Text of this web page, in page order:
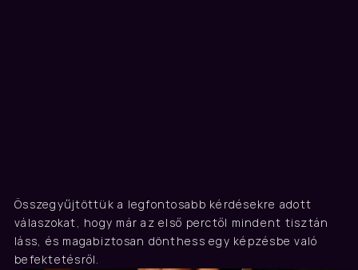
Gyakori kérdések
Összegyűjtöttük a legfontosabb kérdésekre adott
válaszokat, hogy már az első perctől mindent tisztán
láss, és magabiztosan dönthess egy képzésbe való
befektetésről.